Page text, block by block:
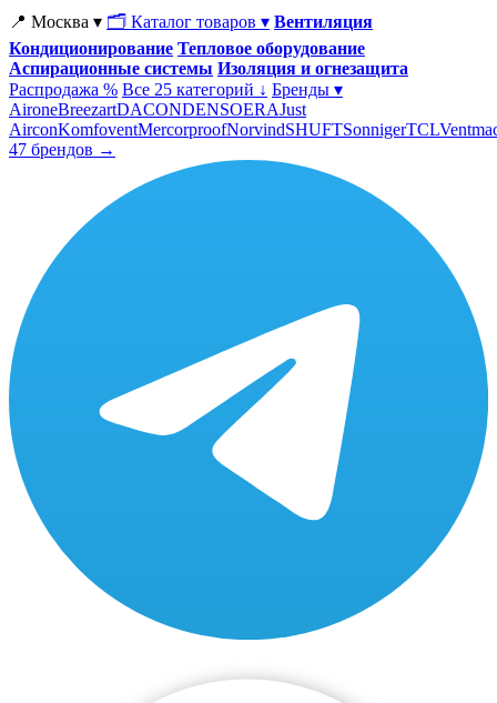
📍 Москва ▾ 🗂 Каталог товаров ▾ Вентиляция
Кондиционирование Тепловое оборудование
Аспирационные системы Изоляция и огнезащита
Распродажа % Все 25 категорий ↓ Бренды ▾
AironeBreezartDACONDENSOERAJust
AirconKomfoventMercorproofNorvindSHUFTSonnigerTCL
47 брендов →